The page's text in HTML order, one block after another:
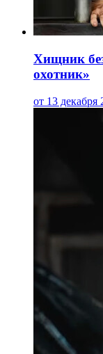
Хищник
охотник»
от 13 декабря